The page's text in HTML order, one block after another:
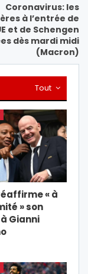
Coronavirus: les
à l’entrée de
et de Schengen
dès mardi midi
(Macron)
Tout
« à
» son
Gianni